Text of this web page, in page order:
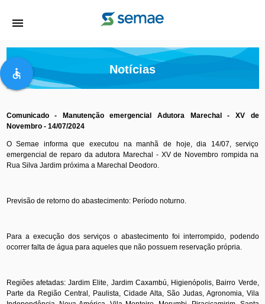
menu
accessible Notícias
Comunicado - Manutenção emergencial Adutora Marechal - XV de
Novembro - 14/07/2024
O Semae informa que executou na manhã de hoje, dia 14/07, serviço
emergencial de reparo da adutora Marechal - XV de Novembro rompida na
Rua Silva Jardim próxima a Marechal Deodoro.
Previsão de retorno do abastecimento: Período noturno.
Para a execução dos serviços o abastecimento foi interrompido, podendo
ocorrer falta de água para aqueles que não possuem reservação própria.
Regiões afetadas: Jardim Elite, Jardim Caxambú, Higienópolis, Bairro Verde,
Parte da Região Central, Paulista, Cidade Alta, São Judas, Agronomia, Vila